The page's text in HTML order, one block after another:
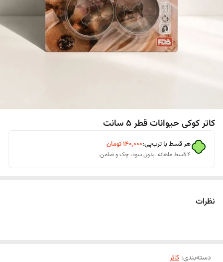
کاتر کوکی حیوانات قطر 5 سانت
هر قسط با ترب‌پی:۱۴۰٬۰۰۰تومان
۴ قسط ماهانه. بدون سود، چک و ضامن.
نظرات
دسته‌بندی: کاتر